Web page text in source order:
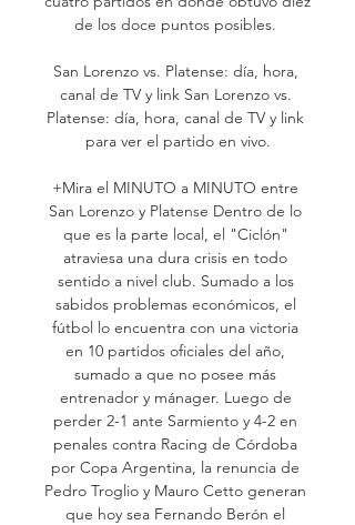
de los doce puntos posibles.
San Lorenzo vs. Platense: día, hora,
canal de TV y link San Lorenzo vs.
Platense: día, hora, canal de TV y link
para ver el partido en vivo.
+Mira el MINUTO a MINUTO entre
San Lorenzo y Platense Dentro de lo
que es la parte local, el "Ciclón"
atraviesa una dura crisis en todo
sentido a nivel club. Sumado a los
sabidos problemas económicos, el
fútbol lo encuentra con una victoria
en 10 partidos oficiales del año,
sumado a que no posee más
entrenador y mánager. Luego de
perder 2-1 ante Sarmiento y 4-2 en
penales contra Racing de Córdoba
por Copa Argentina, la renuncia de
Pedro Troglio y Mauro Cetto generan
que hoy sea Fernando Berón el